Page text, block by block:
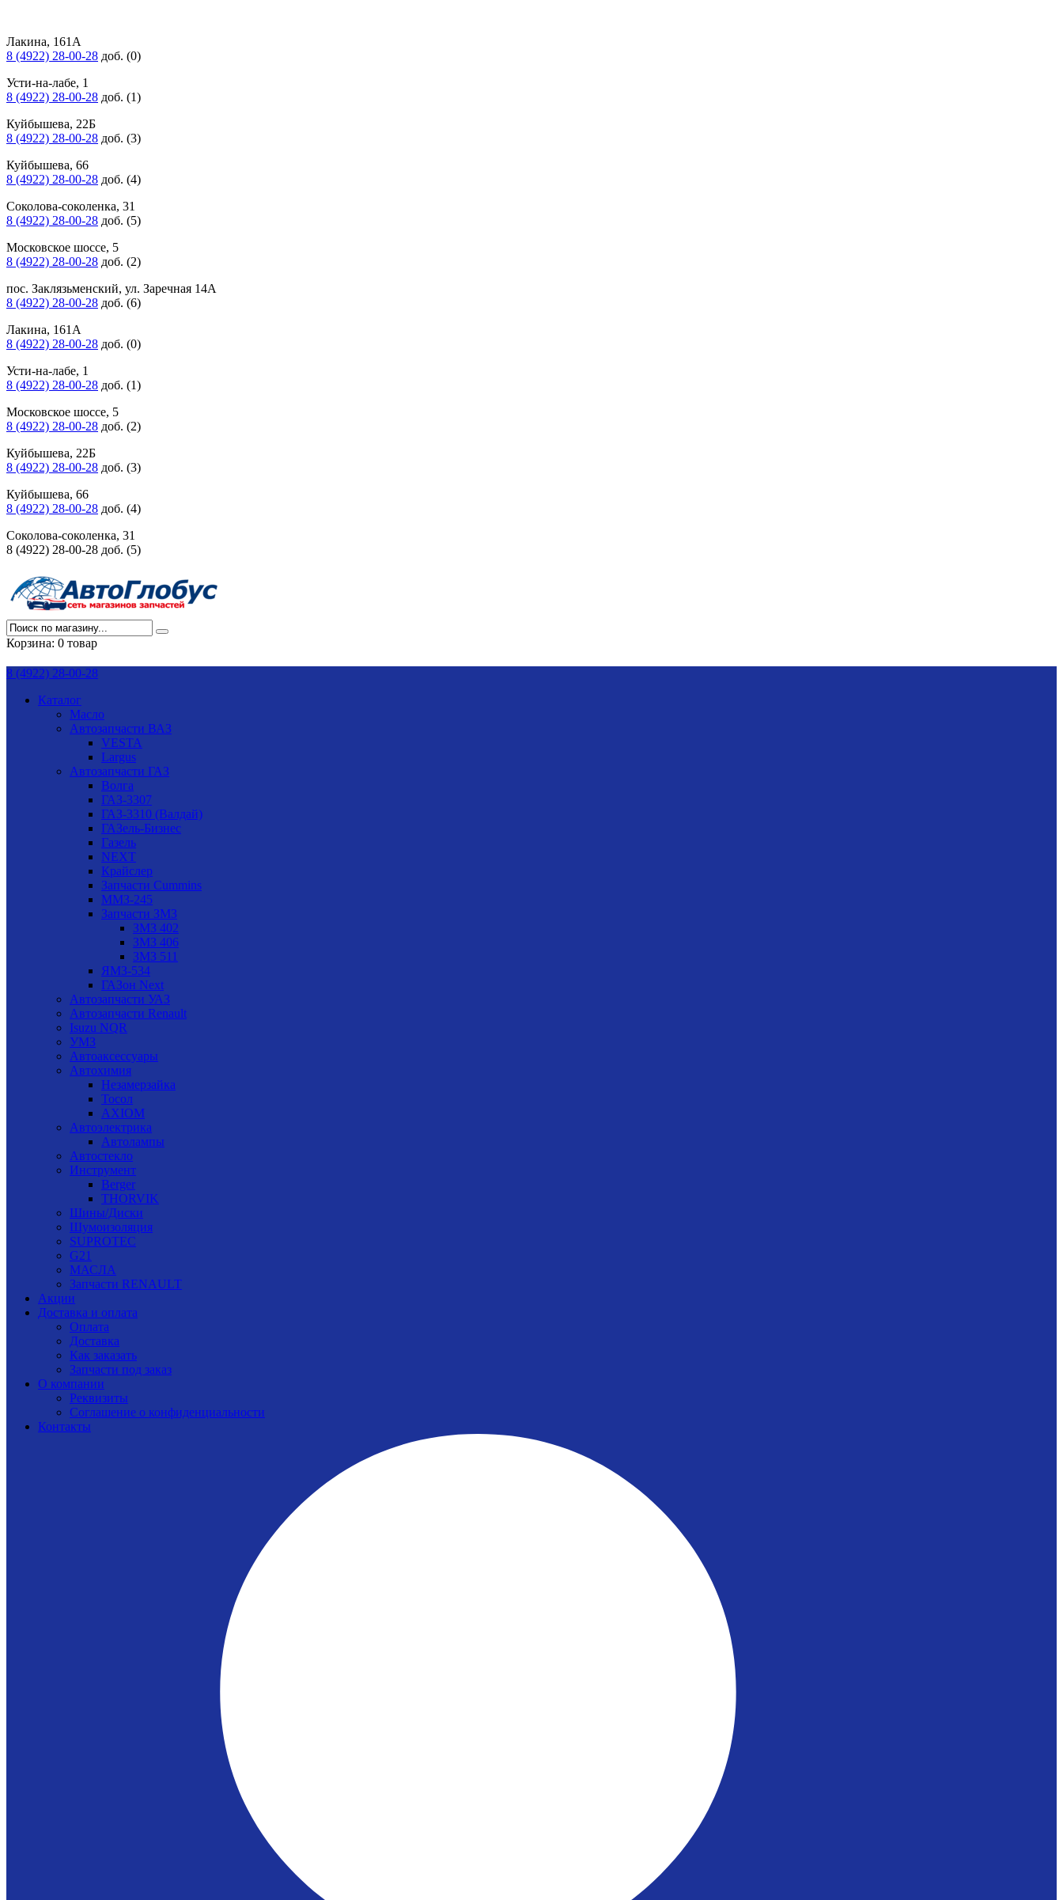
Лакина, 161А
8 (4922) 28-00-28 доб. (0)
Усти-на-лабе, 1
8 (4922) 28-00-28 доб. (1)
Куйбышева, 22Б
8 (4922) 28-00-28 доб. (3)
Куйбышева, 66
8 (4922) 28-00-28 доб. (4)
Соколова-соколенка, 31
8 (4922) 28-00-28 доб. (5)
Московское шоссе, 5
8 (4922) 28-00-28 доб. (2)
пос. Заклязьменский, ул. Заречная 14А
8 (4922) 28-00-28 доб. (6)
Лакина, 161А
8 (4922) 28-00-28 доб. (0)
Усти-на-лабе, 1
8 (4922) 28-00-28 доб. (1)
Московское шоссе, 5
8 (4922) 28-00-28 доб. (2)
Куйбышева, 22Б
8 (4922) 28-00-28 доб. (3)
Куйбышева, 66
8 (4922) 28-00-28 доб. (4)
Соколова-соколенка, 31
8 (4922) 28-00-28 доб. (5)
Корзина: 0 товар
8 (4922) 28-00-28
Каталог
Масло
Автозапчасти ВАЗ
VESTA
Largus
Автозапчасти ГАЗ
Волга
ГАЗ-3307
ГАЗ-3310 (Валдай)
ГАЗель-Бизнес
Газель
NEXT
Крайслер
Запчасти Cummins
ММЗ-245
Запчасти ЗМЗ
ЗМЗ 402
ЗМЗ 406
ЗМЗ 511
ЯМЗ-534
ГАЗон Next
Автозапчасти УАЗ
Автозапчасти Renault
Isuzu NQR
УМЗ
Автоаксессуары
Автохимия
Незамерзайка
Тосол
AXIOM
Автоэлектрика
Автолампы
Автостекло
Инструмент
Berger
THORVIK
Шины/Диски
Шумоизоляция
SUPROTEC
G21
МАСЛА
Запчасти RENAULT
Акции
Доставка и оплата
Оплата
Доставка
Как заказать
Запчасти под заказ
О компании
Реквизиты
Соглашение о конфиденциальности
Контакты